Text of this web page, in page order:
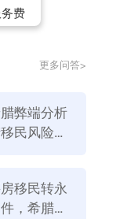
纽，有着很多
很受欢迎的旅
典大学、希腊
务费
更多问答>
弊端分析
移民风险有
移民转永
，希腊永